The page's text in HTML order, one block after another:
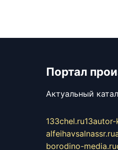
Портал
Актуальный
133chel.ru
alfeihavsalnassr.ru
borodino-media.ru